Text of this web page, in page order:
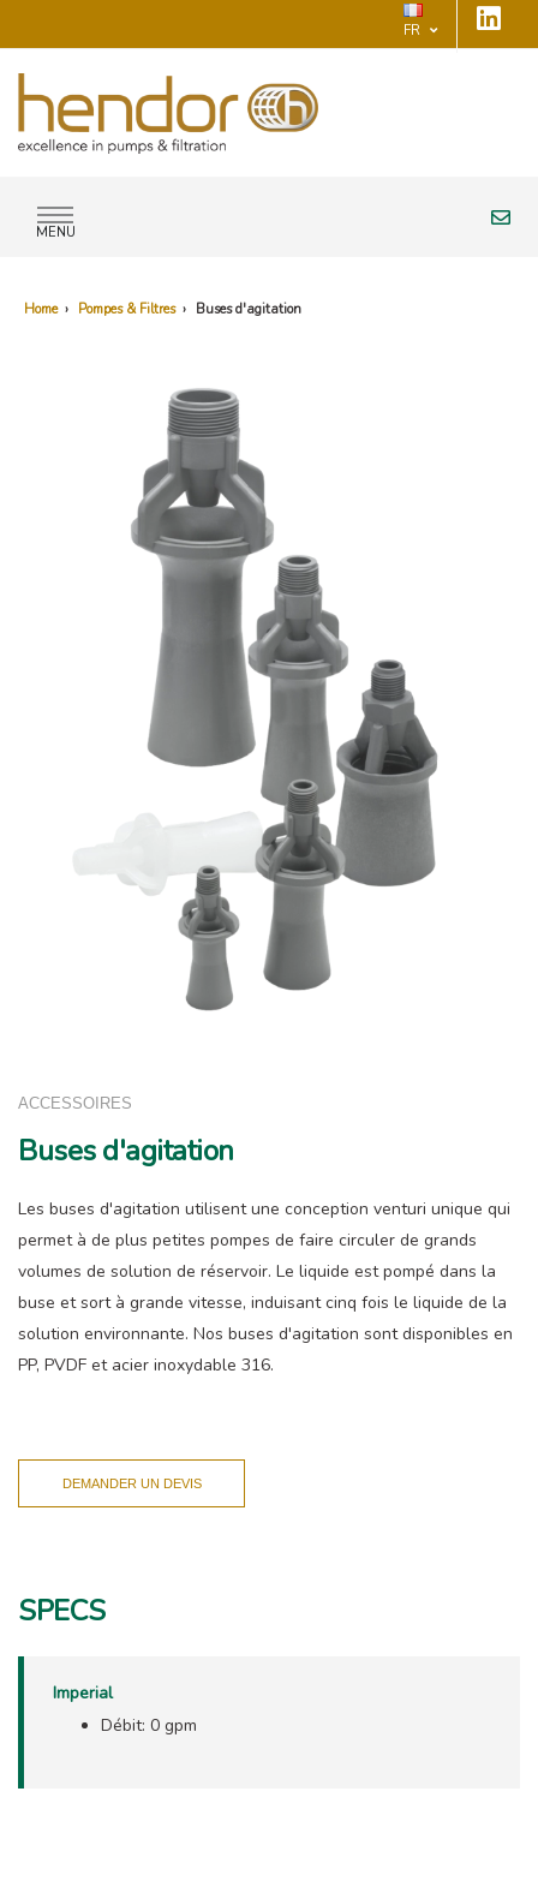
FR
MENU
Home › Pompes & Filtres › Buses d'agitation
ACCESSOIRES
Buses d'agitation
Les buses d'agitation utilisent une conception venturi unique qui
permet à de plus petites pompes de faire circuler de grands
volumes de solution de réservoir. Le liquide est pompé dans la
buse et sort à grande vitesse, induisant cinq fois le liquide de la
solution environnante. Nos buses d'agitation sont disponibles en
PP, PVDF et acier inoxydable 316.
DEMANDER UN DEVIS
SPECS
Imperial
Débit: 0 gpm